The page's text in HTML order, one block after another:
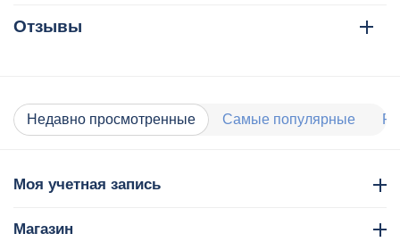
Отзывы
Недавно просмотренные Самые популярные
Моя учетная запись
Магазин